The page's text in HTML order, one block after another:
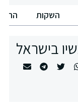
השקות